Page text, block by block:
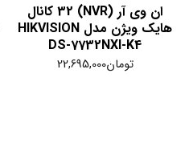
ان وی آر (NVR) 32 کانال
هایک ویژن مدل HIKVISION
DS-7732NXI-K4
تومان22,695,000